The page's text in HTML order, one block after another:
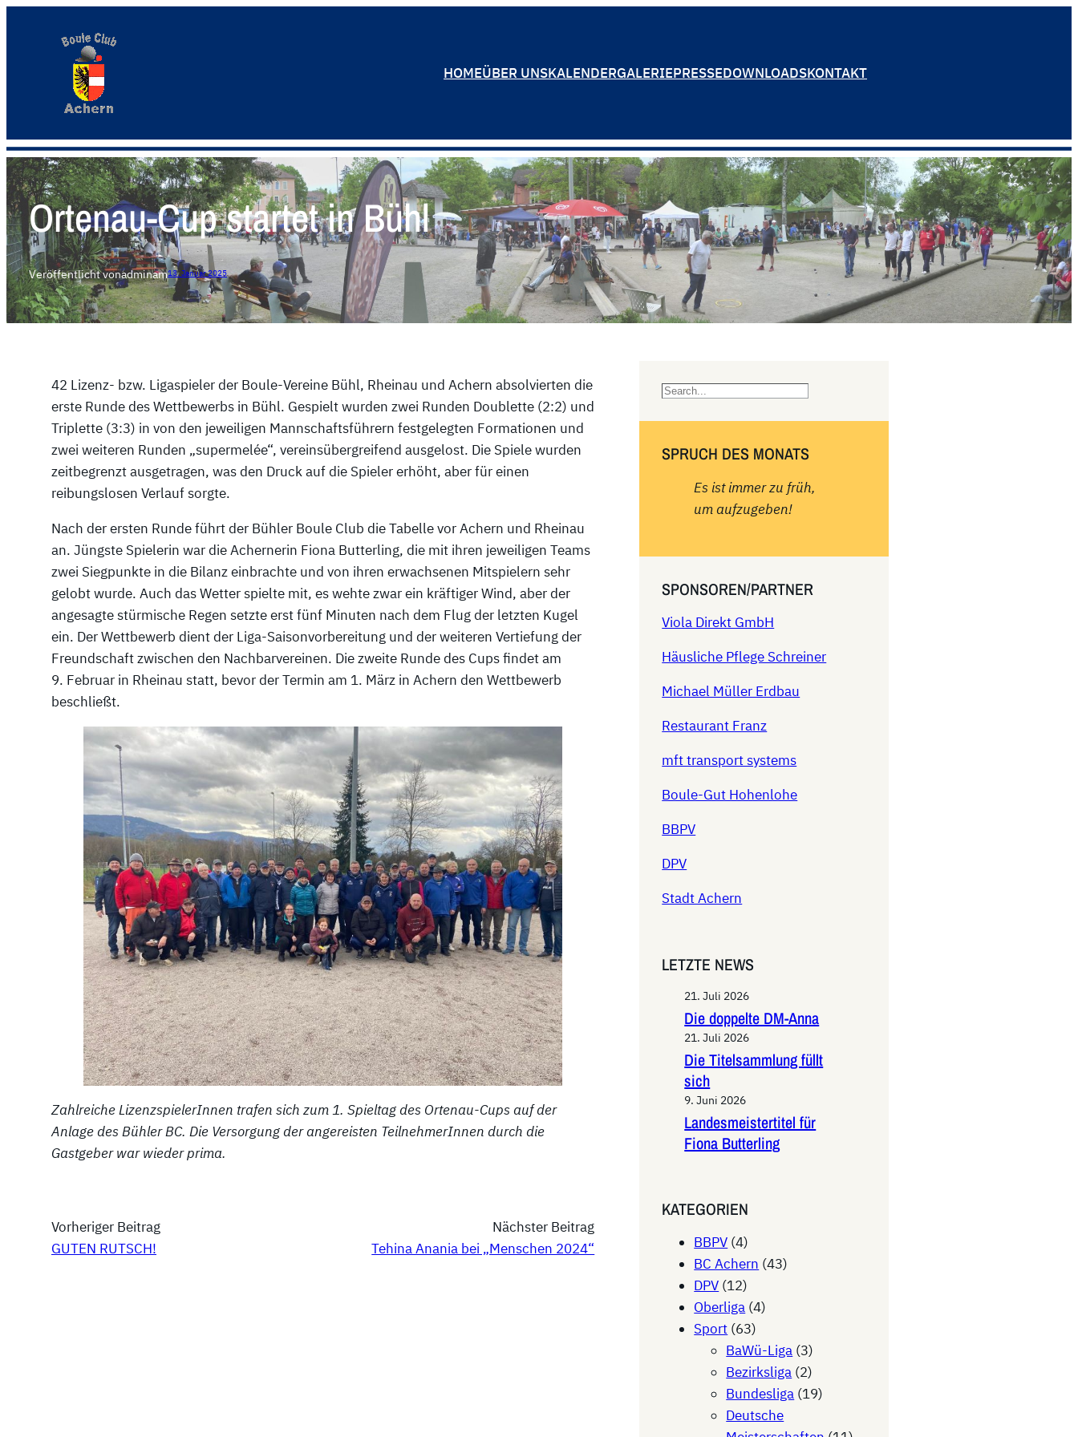
HOMEÜBER UNSKALENDERGALERIEPRESSEDOWNLOADSKONTAKT
Ortenau-Cup startet in Bühl
Veröffentlicht vonadminam13. Januar 2025
42 Lizenz- bzw. Ligaspieler der Boule-Vereine Bühl, Rheinau und Achern absolvierten die
erste Runde des Wettbewerbs in Bühl. Gespielt wurden zwei Runden Doublette (2:2) und
Triplette (3:3) in von den jeweiligen Mannschaftsführern festgelegten Formationen und
zwei weiteren Runden „supermelée“, vereinsübergreifend ausgelost. Die Spiele wurden
zeitbegrenzt ausgetragen, was den Druck auf die Spieler erhöht, aber für einen
reibungslosen Verlauf sorgte.
Nach der ersten Runde führt der Bühler Boule Club die Tabelle vor Achern und Rheinau
an. Jüngste Spielerin war die Achernerin Fiona Butterling, die mit ihren jeweiligen Teams
zwei Siegpunkte in die Bilanz einbrachte und von ihren erwachsenen Mitspielern sehr
gelobt wurde. Auch das Wetter spielte mit, es wehte zwar ein kräftiger Wind, aber der
angesagte stürmische Regen setzte erst fünf Minuten nach dem Flug der letzten Kugel
ein. Der Wettbewerb dient der Liga-Saisonvorbereitung und der weiteren Vertiefung der
Freundschaft zwischen den Nachbarvereinen. Die zweite Runde des Cups findet am
9. Februar in Rheinau statt, bevor der Termin am 1. März in Achern den Wettbewerb
beschließt.
Zahlreiche LizenzspielerInnen trafen sich zum 1. Spieltag des Ortenau-Cups auf der
Anlage des Bühler BC. Die Versorgung der angereisten TeilnehmerInnen durch die
Gastgeber war wieder prima.
Vorheriger Beitrag
GUTEN RUTSCH!
Nächster Beitrag
Tehina Anania bei „Menschen 2024“
S
r
SPRUCH DES MONATS
Es ist immer zu früh,
um aufzugeben!
SPONSOREN/PARTNER
Viola Direkt GmbH
Häusliche Pflege Schreiner
Michael Müller Erdbau
Restaurant Franz
mft transport systems
Boule-Gut Hohenlohe
BBPV
DPV
Stadt Achern
LETZTE NEWS
21. Juli 2026
Die doppelte DM-Anna
21. Juli 2026
Die Titelsammlung füllt
sich
9. Juni 2026
Landesmeistertitel für
Fiona Butterling
KATEGORIEN
BBPV (4)
BC Achern (43)
DPV (12)
Oberliga (4)
Sport (63)
BaWü-Liga (3)
Bezirksliga (2)
Bundesliga (19)
Deutsche